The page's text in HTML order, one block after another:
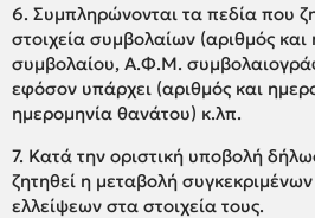
6. Συμπληρώνονται τα πεδία που
στοιχεία συμβολαίων (αριθμός και
συμβολαίου, Α.Φ.Μ.
εφόσον υπάρχει (αριθμός και
ημερομηνία θανάτου) κ.λπ.
7. Κατά την οριστική υποβολή
ζητηθεί η μεταβολή
ελλείψεων στα στοιχεία τους.